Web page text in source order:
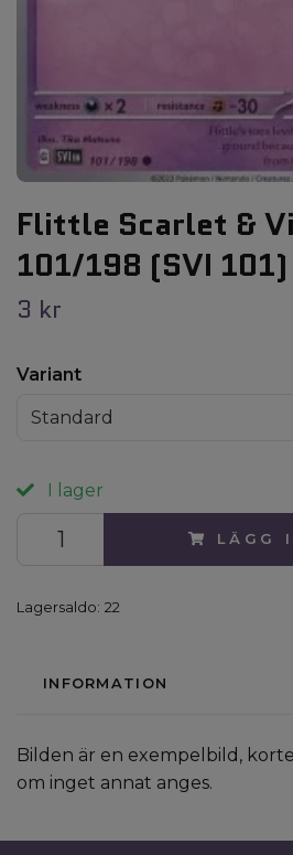
Flittle Scarlet &
101/198 (SVI 101)
3 kr
Variant
Standard
I lager
LÄGG I
Lagersaldo: 22
INFORMATION
Bilden är en exempelbild,
om inget annat anges.